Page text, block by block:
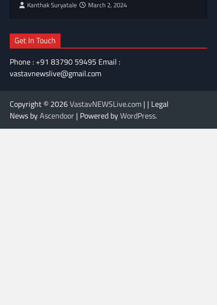
Kanthak Suryatale March 2, 2024
Get In Touch
Phone : +91 83790 59495 Email :
vastavnewslive@gmail.com
Copyright © 2026VastavNEWSLive.com | | Legal
News byAscendoor | Powered byWordPress.